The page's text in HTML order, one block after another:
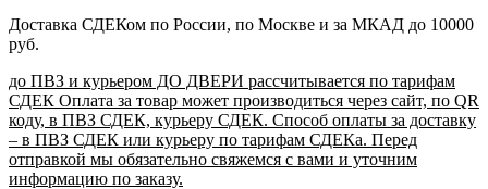
Доставка СДЕКом по России, по Москве и за МКАД до 10000
руб.
до ПВЗ и курьером ДО ДВЕРИ рассчитывается по тарифам
СДЕК Оплата за товар может производиться через сайт, по QR
коду, в ПВЗ СДЕК, курьеру СДЕК. Способ оплаты за доставку
– в ПВЗ СДЕК или курьеру по тарифам СДЕКа. Перед
отправкой мы обязательно свяжемся с вами и уточним
информацию по заказу.